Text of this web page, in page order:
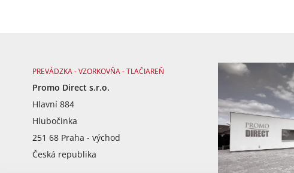
PREVÁDZKA - VZORKOVŇA - TLAČIAREŇ
Promo Direct s.r.o.
Hlavní 884
Hlubočinka
251 68 Praha - východ
Česká republika